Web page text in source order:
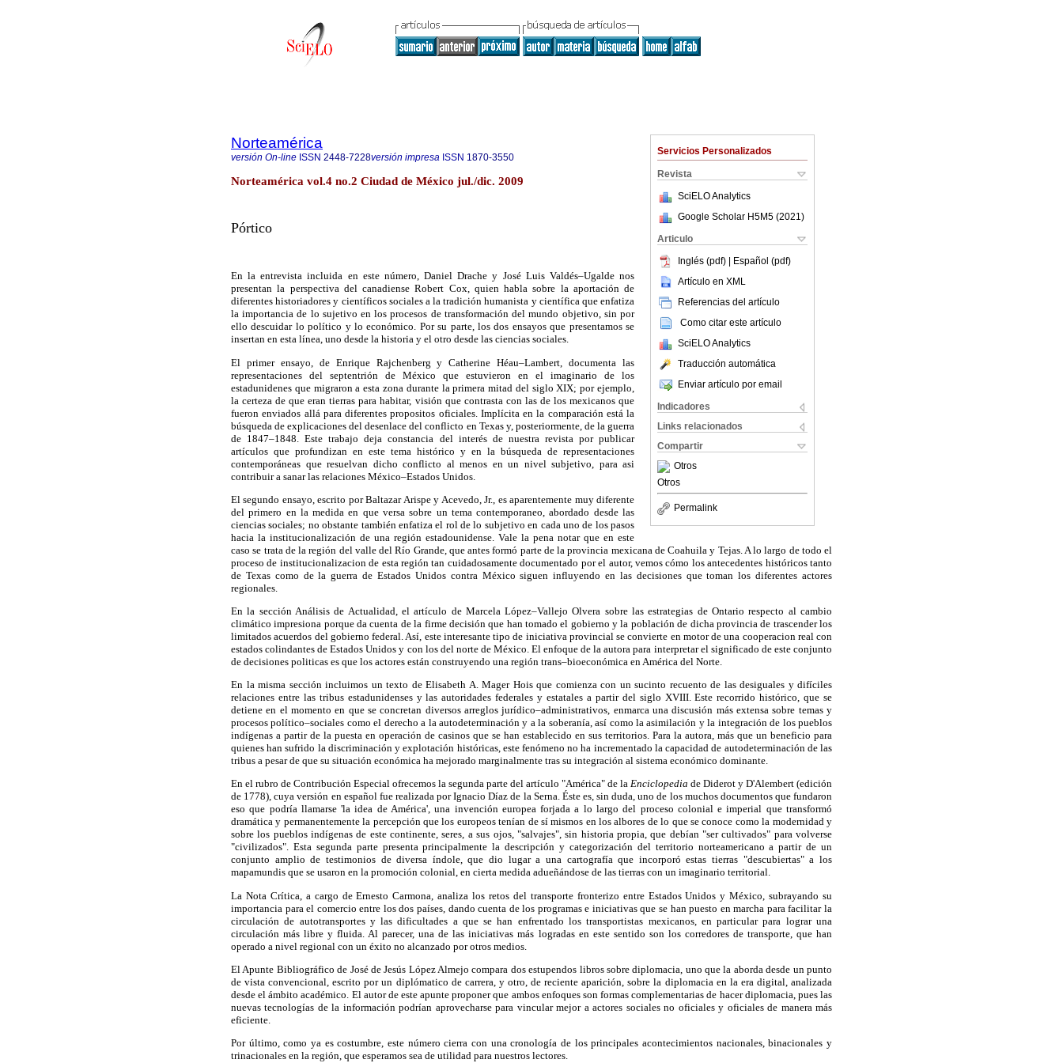
Servicios Personalizados
Revista
SciELO Analytics
Google Scholar H5M5 (2021 )
Articulo
Inglés (pdf) | Español (pdf)
Artículo en XML
Referencias del artículo
Como citar este artículo
SciELO Analytics
Traducción automática
Enviar artículo por email
Indicadores
Links relacionados
Compartir
Otros
Otros
Permalink
Norteamérica
versión On-line ISSN 2448-7228versión impresa ISSN 1870-3550
Norteamérica vol.4 no.2 Ciudad de México jul./dic. 2009
Pórtico
En la entrevista incluida en este número, Daniel Drache y José Luis Valdés–Ugalde nos
presentan la perspectiva del canadiense Robert Cox, quien habla sobre la aportación de
diferentes historiadores y científicos sociales a la tradición humanista y científica que enfatiza
la importancia de lo sujetivo en los procesos de transformación del mundo objetivo, sin por
ello descuidar lo político y lo económico. Por su parte, los dos ensayos que presentamos se
insertan en esta línea, uno desde la historia y el otro desde las ciencias sociales.
El primer ensayo, de Enrique Rajchenberg y Catherine Héau–Lambert, documenta las
representaciones del septentrión de México que estuvieron en el imaginario de los
estadunidenes que migraron a esta zona durante la primera mitad del siglo XIX; por ejemplo,
la certeza de que eran tierras para habitar, visión que contrasta con las de los mexicanos que
fueron enviados allá para diferentes propositos oficiales. Implícita en la comparación está la
búsqueda de explicaciones del desenlace del conflicto en Texas y, posteriormente, de la guerra
de 1847–1848. Este trabajo deja constancia del interés de nuestra revista por publicar
artículos que profundizan en este tema histórico y en la búsqueda de representaciones
contemporáneas que resuelvan dicho conflicto al menos en un nivel subjetivo, para asi
contribuir a sanar las relaciones México–Estados Unidos.
El segundo ensayo, escrito por Baltazar Arispe y Acevedo, Jr., es aparentemente muy diferente
del primero en la medida en que versa sobre un tema contemporaneo, abordado desde las
ciencias sociales; no obstante también enfatiza el rol de lo subjetivo en cada uno de los pasos
hacia la institucionalización de una región estadounidense. Vale la pena notar que en este
caso se trata de la región del valle del Río Grande, que antes formó parte de la provincia mexicana de Coahuila y Tejas. A lo largo de todo el
proceso de institucionalizacion de esta región tan cuidadosamente documentado por el autor, vemos cómo los antecedentes históricos tanto
de Texas como de la guerra de Estados Unidos contra México siguen influyendo en las decisiones que toman los diferentes actores
regionales.
En la sección Análisis de Actualidad, el artículo de Marcela López–Vallejo Olvera sobre las estrategias de Ontario respecto al cambio
climático impresiona porque da cuenta de la firme decisión que han tomado el gobierno y la población de dicha provincia de trascender los
limitados acuerdos del gobierno federal. Así, este interesante tipo de iniciativa provincial se convierte en motor de una cooperacion real con
estados colindantes de Estados Unidos y con los del norte de México. El enfoque de la autora para interpretar el significado de este conjunto
de decisiones politicas es que los actores están construyendo una región trans–bioeconómica en América del Norte.
En la misma sección incluimos un texto de Elisabeth A. Mager Hois que comienza con un sucinto recuento de las desiguales y difíciles
relaciones entre las tribus estadunidenses y las autoridades federales y estatales a partir del siglo XVIII. Este recorrido histórico, que se
detiene en el momento en que se concretan diversos arreglos jurídico–administrativos, enmarca una discusión más extensa sobre temas y
procesos político–sociales como el derecho a la autodeterminación y a la soberanía, así como la asimilación y la integración de los pueblos
indígenas a partir de la puesta en operación de casinos que se han establecido en sus territorios. Para la autora, más que un beneficio para
quienes han sufrido la discriminación y explotación históricas, este fenómeno no ha incrementado la capacidad de autodeterminación de las
tribus a pesar de que su situación económica ha mejorado marginalmente tras su integración al sistema económico dominante.
En el rubro de Contribución Especial ofrecemos la segunda parte del artículo "América" de la Enciclopedia de Diderot y D'Alembert (edición
de 1778), cuya versión en español fue realizada por Ignacio Díaz de la Serna. Éste es, sin duda, uno de los muchos documentos que fundaron
eso que podría llamarse 'la idea de América', una invención europea forjada a lo largo del proceso colonial e imperial que transformó
dramática y permanentemente la percepción que los europeos tenían de sí mismos en los albores de lo que se conoce como la modernidad y
sobre los pueblos indígenas de este continente, seres, a sus ojos, "salvajes", sin historia propia, que debían "ser cultivados" para volverse
"civilizados". Esta segunda parte presenta principalmente la descripción y categorización del territorio norteamericano a partir de un
conjunto amplio de testimonios de diversa índole, que dio lugar a una cartografía que incorporó estas tierras "descubiertas" a los
mapamundis que se usaron en la promoción colonial, en cierta medida adueñándose de las tierras con un imaginario territorial.
La Nota Crítica, a cargo de Ernesto Carmona, analiza los retos del transporte fronterizo entre Estados Unidos y México, subrayando su
importancia para el comercio entre los dos países, dando cuenta de los programas e iniciativas que se han puesto en marcha para facilitar la
circulación de autotransportes y las dificultades a que se han enfrentado los transportistas mexicanos, en particular para lograr una
circulación más libre y fluida. Al parecer, una de las iniciativas más logradas en este sentido son los corredores de transporte, que han
operado a nivel regional con un éxito no alcanzado por otros medios.
El Apunte Bibliográfico de José de Jesús López Almejo compara dos estupendos libros sobre diplomacia, uno que la aborda desde un punto
de vista convencional, escrito por un diplómatico de carrera, y otro, de reciente aparición, sobre la diplomacia en la era digital, analizada
desde el ámbito académico. El autor de este apunte proponer que ambos enfoques son formas complementarias de hacer diplomacia, pues las
nuevas tecnologías de la información podrían aprovecharse para vincular mejor a actores sociales no oficiales y oficiales de manera más
eficiente.
Por último, como ya es costumbre, este número cierra con una cronología de los principales acontecimientos nacionales, binacionales y
trinacionales en la región, que esperamos sea de utilidad para nuestros lectores.